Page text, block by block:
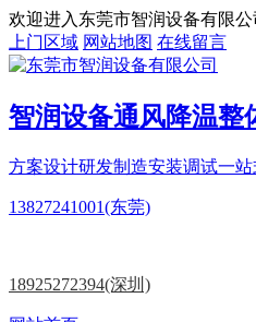
欢迎进入东莞市智润设备有限公
上门区域 网站地图 在线留言
智润设备通风降温整
方案设计研发制造安装调试一
13827241001(东莞)
18925272394(深圳)